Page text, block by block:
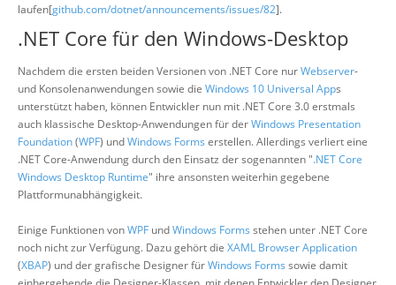
laufen[github.com/dotnet/announcements/issues/82].
.NET Core für den Windows-Desktop
Nachdem die ersten beiden Versionen von .NET Core nurWebserver-
und Konsolenanwendungen sowie die Windows 10 Universal Apps
unterstützt haben, können Entwickler nun mit .NET Core 3.0 erstmals
auch klassische Desktop-Anwendungen für derWindows Presentation
Foundation(WPF) undWindows Forms erstellen. Allerdings verliert eine
.NET Core-Anwendung durch den Einsatz der sogenannten ".NET Core
Windows Desktop Runtime" ihre ansonsten weiterhin gegebene
Plattformunabhängigkeit.
Einige Funktionen vonWPF undWindows Forms stehen unter .NET Core
noch nicht zur Verfügung. Dazu gehört die XAML Browser Application
(XBAP) und der grafische Designer fürWindows Forms sowie damit